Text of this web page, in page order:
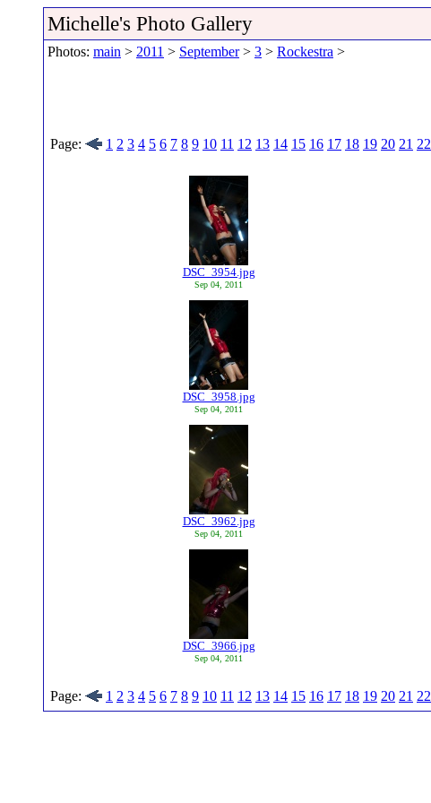
Michelle's Photo Gallery
Photos: main > 2011 > September> 3 > Rockestra >
Page: 1 2 3 4 5 6 7 8 9 10 11 12 13 14 15 16 17 18 19 20 21 22
DSC_3954.jpg
Sep 04, 2011
DSC_3958.jpg
Sep 04, 2011
DSC_3962.jpg
Sep 04, 2011
DSC_3966.jpg
Sep 04, 2011
Page: 1 2 3 4 5 6 7 8 9 10 11 12 13 14 15 16 17 18 19 20 21 22